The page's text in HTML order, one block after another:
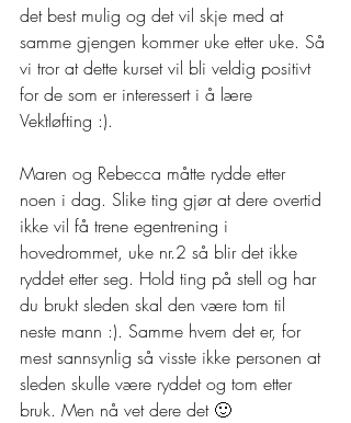
det best mulig og det vil skje med at
samme gjengen kommer uke etter uke. Så
vi tror at dette kurset vil bli veldig positivt
for de som er interessert i å lære
Vektløfting :).
Maren og Rebecca måtte rydde etter
noen i dag. Slike ting gjør at dere overtid
ikke vil få trene egentrening i
hovedrommet, uke nr.2 så blir det ikke
ryddet etter seg. Hold ting på stell og har
du brukt sleden skal den være tom til
neste mann :). Samme hvem det er, for
mest sannsynlig så visste ikke personen at
sleden skulle være ryddet og tom etter
bruk. Men nå vet dere det 🙂